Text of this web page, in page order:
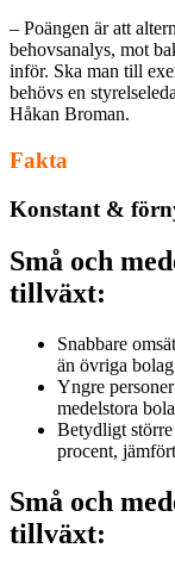
– Poängen är att
behovsanalys, mot
inför. Ska man till
behövs en
Håkan Broman.
Fakta
Konstant &
Små och
tillväxt:
Snabbare
än övriga
Yngre
medelstora
Betydligt
procent,
Små och
tillväxt: